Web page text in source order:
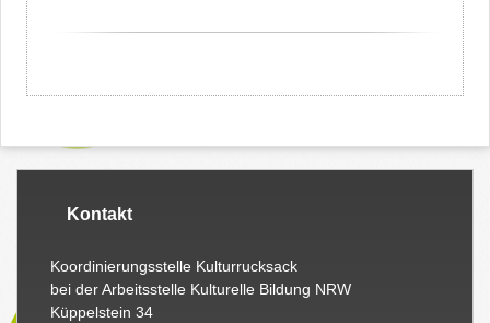
Kontakt
Koordinierungsstelle Kulturrucksack
bei der Arbeitsstelle Kulturelle Bildung NRW
Küppelstein 34